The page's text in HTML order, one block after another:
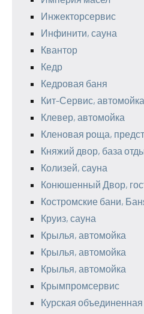
Инжекторсервис
Инфинити, сауна
Квантор
Кедр
Кедровая баня
Кит-Сервис, автомойка
Клевер, автомойка
Кленовая роща,
Княжий двор, база
Колизей, сауна
Конюшенный Двор,
Костромские бани,
Круиз, сауна
Крылья, автомойка
Крылья, автомойка
Крылья, автомойка
Крымпромсервис
Курская